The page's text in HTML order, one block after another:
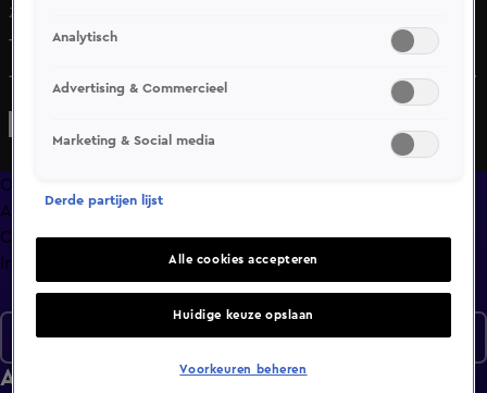
Zo 31 mei, 21:40
Thomas van Groningen, Raymond Mens, Youri Mulder en
Job Knoester bespreken de actualiteit: De promotie van
Schalke 04, PSG wint de Champions League, Oranje en
Overzicht
Afleveringen
Clips
Info
Afleveringen
Seizoen 6
Analytisch
Advertising & Commercieel
Marketing & Social media
Derde partijen lijst
Alle cookies accepteren
Huidige keuze opslaan
Voorkeuren beheren